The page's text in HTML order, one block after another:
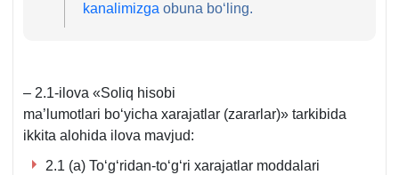
kanalimizga obuna boʻling.
– 2.1-ilova «Soliq hisobi
ma’lumotlari boʻyicha хarajatlar (zararlar)» tarkibida
ikkita alohida ilova mavjud:
2.1 (a) Toʻgʻridan-toʻgʻri хarajatlar moddalari